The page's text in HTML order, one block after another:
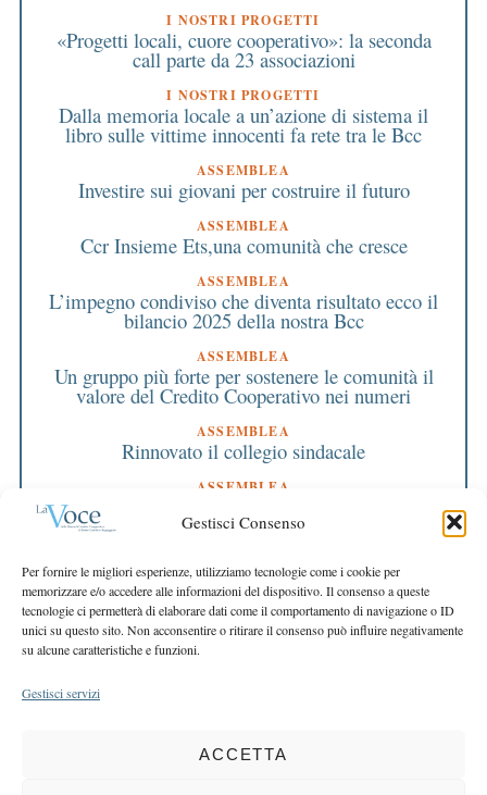
Gestisci Consenso
Per fornire le migliori esperienze, utilizziamo tecnologie come i cookie per
memorizzare e/o accedere alle informazioni del dispositivo. Il consenso a queste
tecnologie ci permetterà di elaborare dati come il comportamento di navigazione o ID
unici su questo sito. Non acconsentire o ritirare il consenso può influire negativamente
su alcune caratteristiche e funzioni.
Gestisci servizi
ACCETTA
I NOSTRI PROGETTI
«Progetti locali, cuore cooperativo»: la seconda
call parte da 23 associazioni
I NOSTRI PROGETTI
Dalla memoria locale a un’azione di sistema il
libro sulle vittime innocenti fa rete tra le Bcc
ASSEMBLEA
Investire sui giovani per costruire il futuro
ASSEMBLEA
Ccr Insieme Ets,una comunità che cresce
ASSEMBLEA
L’impegno condiviso che diventa risultato ecco il
bilancio 2025 della nostra Bcc
ASSEMBLEA
Un gruppo più forte per sostenere le comunità il
valore del Credito Cooperativo nei numeri
ASSEMBLEA
Rinnovato il collegio sindacale
ASSEMBLEA
Bilancio approvato all’unanimità e 2 milioni
destinati al territorio
Crescere restando riconoscibili
EDITORIALE PRESIDENTE
Costruire futuro insieme
COPYRIGHT 2025 LA VOCE |PRIVACY